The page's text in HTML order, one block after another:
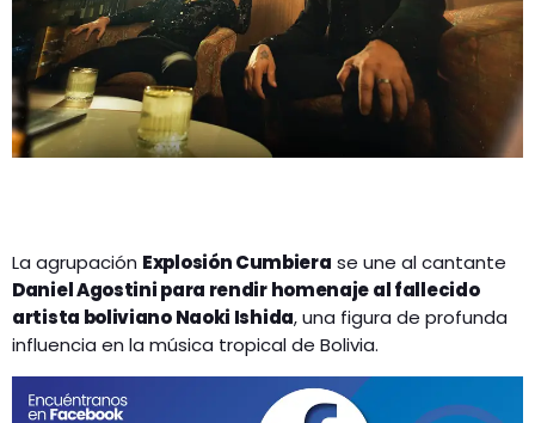
CONTACTO
La agrupación Explosión Cumbiera se une al cantante
Daniel Agostini para rendir homenaje al fallecido
artista boliviano Naoki Ishida, una figura de profunda
influencia en la música tropical de Bolivia.